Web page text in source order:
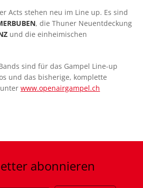
Acts stehen neu im Line up. Es sind
, die Thuner Neuentdeckung
und die einheimischen
sind für das Gampel Line-up
und das bisherige, komplette
www.openairgampel.ch
abonnieren